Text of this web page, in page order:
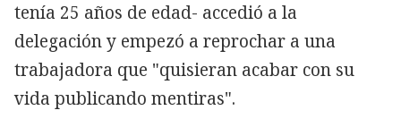
tenía 25 años de edad- accedió a la
delegación y empezó a reprochar a una
trabajadora que "quisieran acabar con su
vida publicando mentiras".